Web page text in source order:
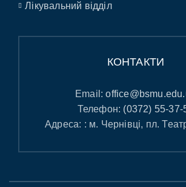
Лікувальний відділ
КОНТАКТИ
Email:
Телефон: (0372) 55-37-
Адреса: : м. Чернівці, пл.